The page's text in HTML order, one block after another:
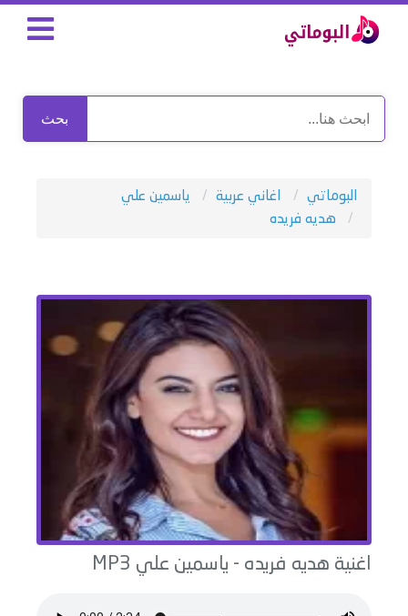
بحث
البوماتي اغاني عربية
ياسمين علي
هديه فريده
اغنية هديه فريده - ياسمين علي